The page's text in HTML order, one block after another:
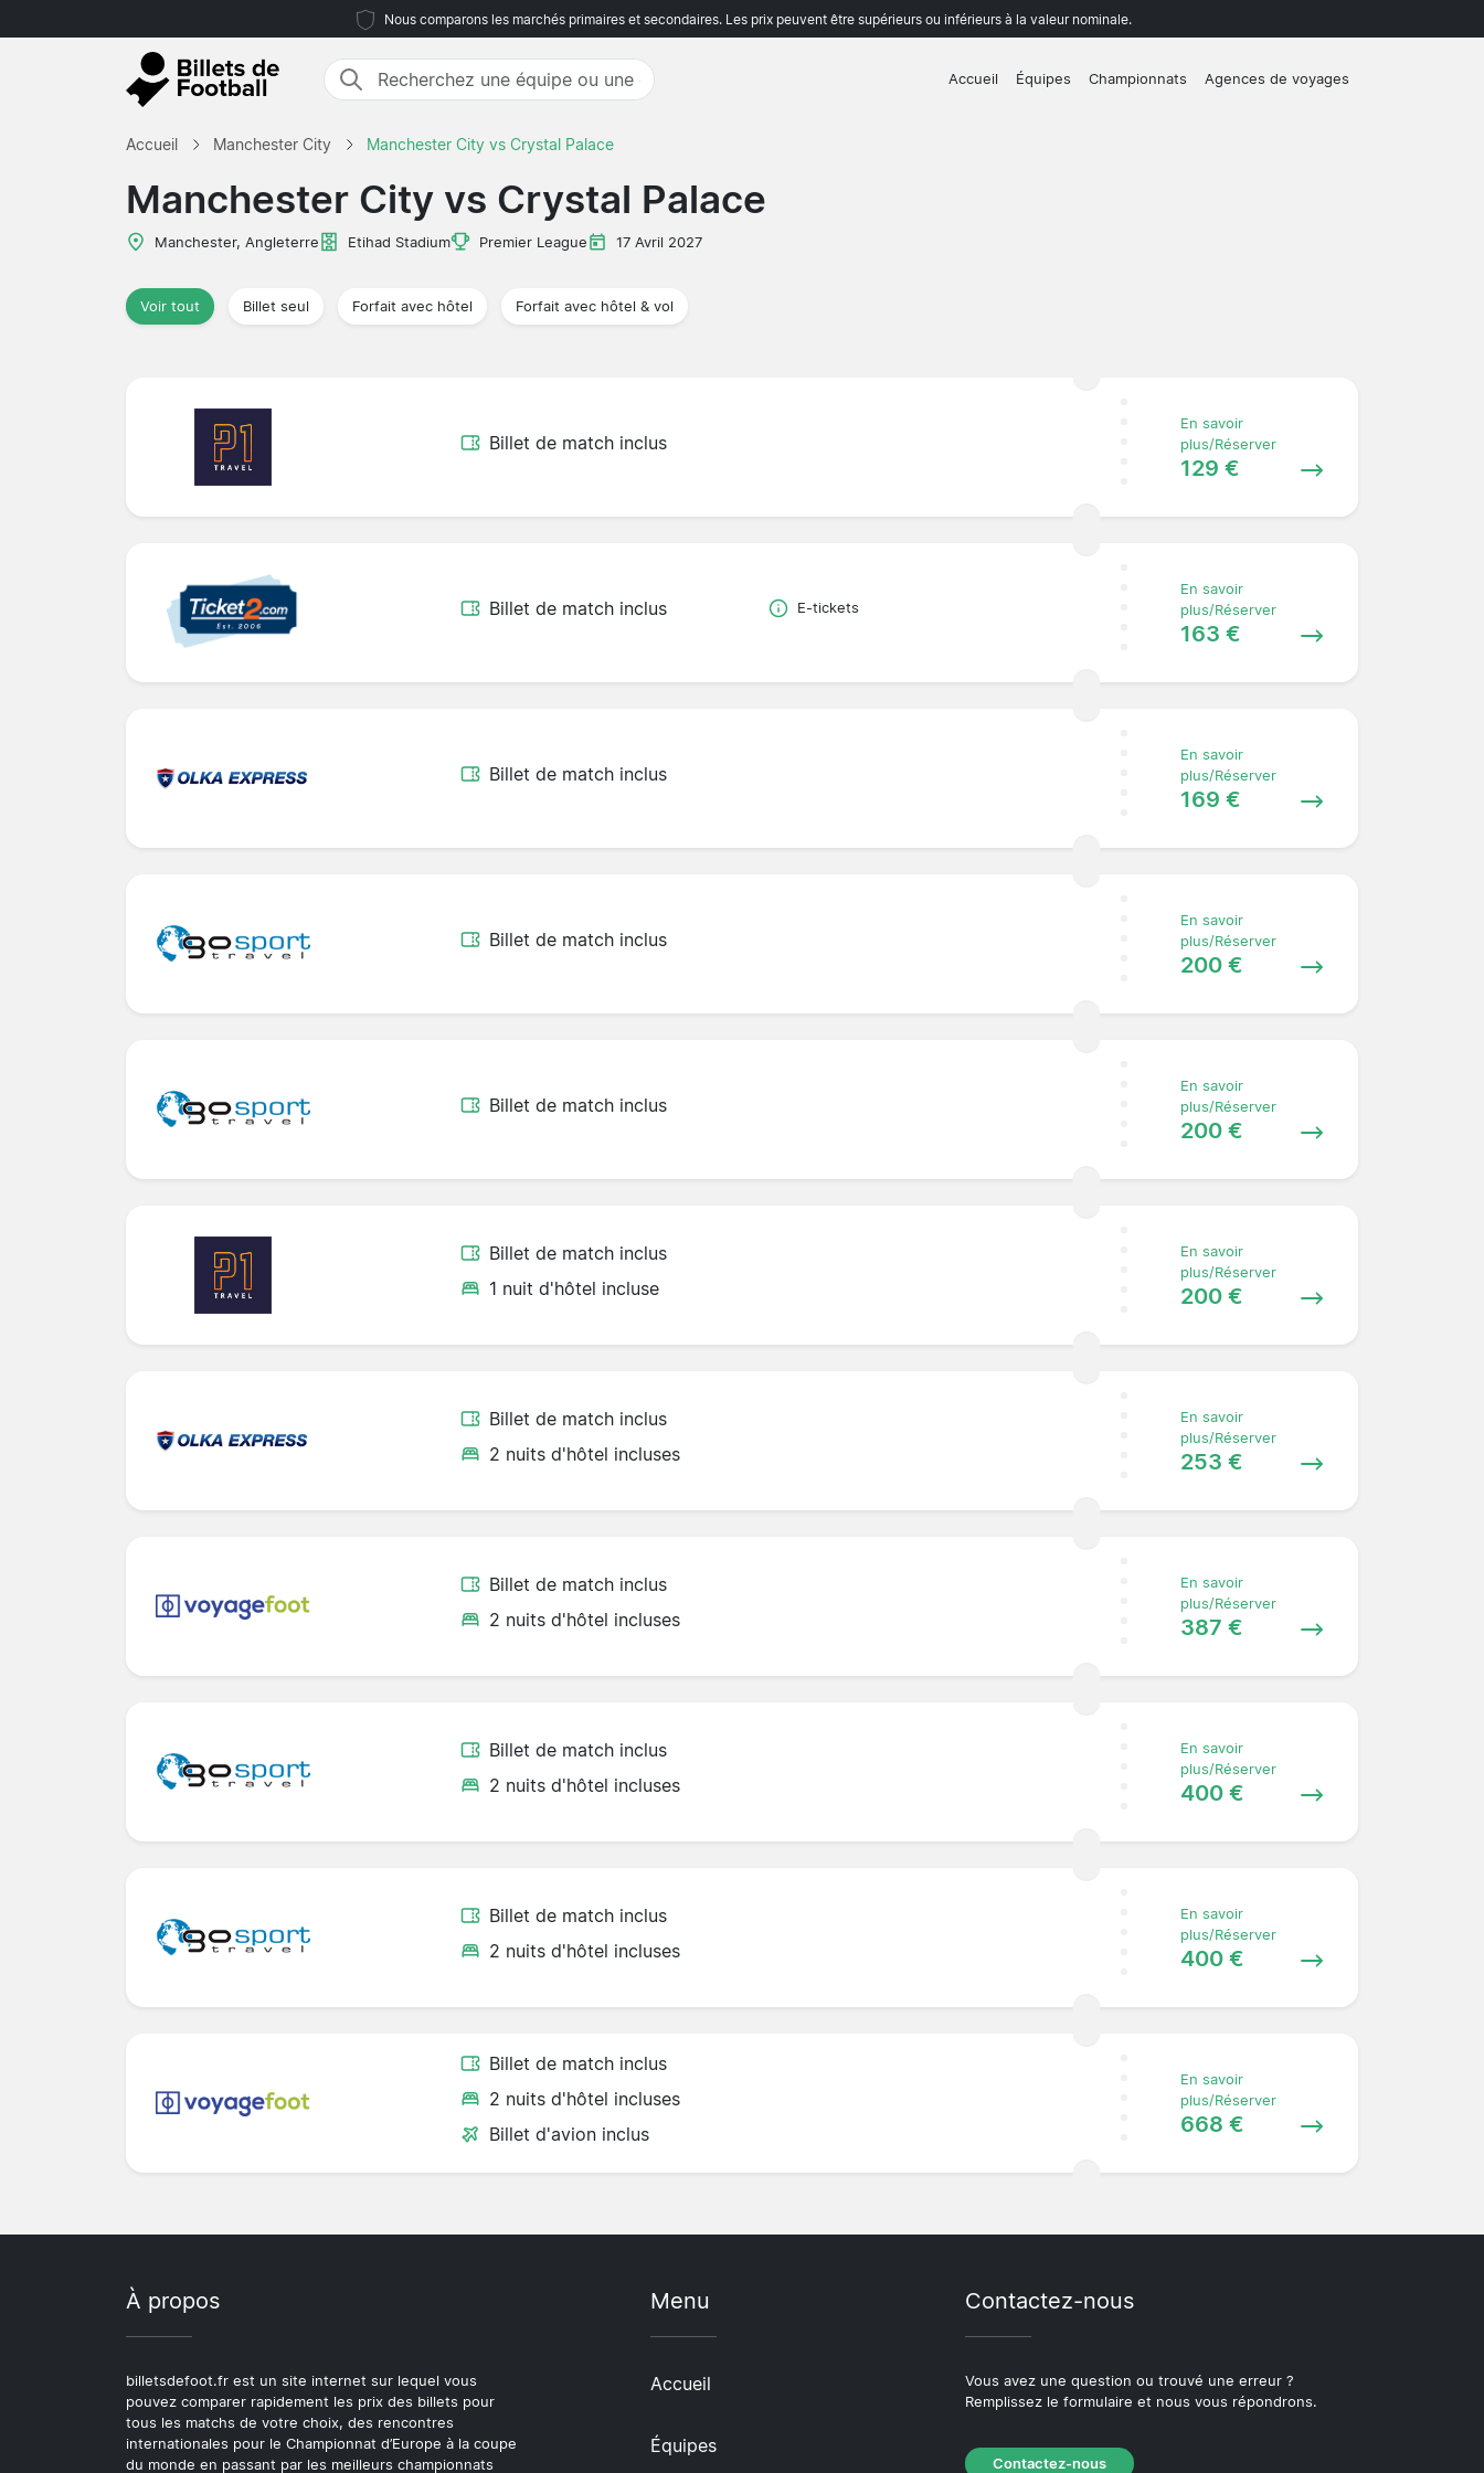
Nous comparons les marchés primaires et secondaires. Les prix peuvent être supérieurs ou inférieurs à la valeur nominale.
Accueil Équipes Championnats Agences de voyages
Accueil Manchester City Manchester City vs Crystal Palace
Manchester City vs Crystal Palace
Manchester, Angleterre Etihad Stadium Premier League 17 Avril 2027
Voir tout Billet seul Forfait avec hôtel Forfait avec hôtel & vol
Billet de match inclus
En savoir
plus/Réserver
129 €
Billet de match inclus E-tickets
En savoir
plus/Réserver
163 €
Billet de match inclus
En savoir
plus/Réserver
169 €
Billet de match inclus
En savoir
plus/Réserver
200 €
Billet de match inclus
En savoir
plus/Réserver
200 €
Billet de match inclus
1 nuit d'hôtel incluse
En savoir
plus/Réserver
200 €
Billet de match inclus
2 nuits d'hôtel incluses
En savoir
plus/Réserver
253 €
Billet de match inclus
2 nuits d'hôtel incluses
En savoir
plus/Réserver
387 €
Billet de match inclus
2 nuits d'hôtel incluses
En savoir
plus/Réserver
400 €
Billet de match inclus
2 nuits d'hôtel incluses
En savoir
plus/Réserver
400 €
Billet de match inclus
2 nuits d'hôtel incluses
Billet d'avion inclus
En savoir
plus/Réserver
668 €
À propos
billetsdefoot.fr est un site internet sur lequel vous
pouvez comparer rapidement les prix des billets pour
tous les matchs de votre choix, des rencontres
internationales pour le Championnat d’Europe à la coupe
du monde en passant par les meilleurs championnats
Menu
Accueil
Équipes
Contactez-nous
Vous avez une question ou trouvé une erreur ?
Remplissez le formulaire et nous vous répondrons.
Contactez-nous